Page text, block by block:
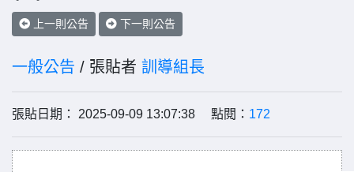
上一則公告 下一則公告
一般公告 / 張貼者 訓導組長
張貼日期： 2025-09-09 13:07:38 點閱： 172